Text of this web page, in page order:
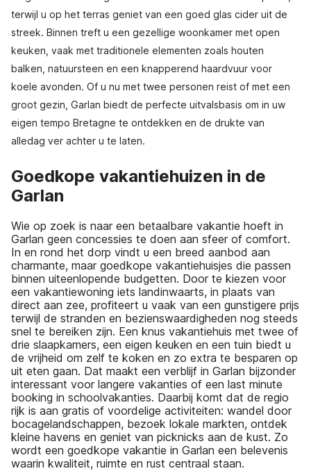
terwijl u op het terras geniet van een goed glas cider uit de
streek. Binnen treft u een gezellige woonkamer met open
keuken, vaak met traditionele elementen zoals houten
balken, natuursteen en een knapperend haardvuur voor
koele avonden. Of u nu met twee personen reist of met een
groot gezin, Garlan biedt de perfecte uitvalsbasis om in uw
eigen tempo Bretagne te ontdekken en de drukte van
alledag ver achter u te laten.
Goedkope vakantiehuizen in de
Garlan
Wie op zoek is naar een betaalbare vakantie hoeft in
Garlan geen concessies te doen aan sfeer of comfort.
In en rond het dorp vindt u een breed aanbod aan
charmante, maar goedkope vakantiehuisjes die passen
binnen uiteenlopende budgetten. Door te kiezen voor
een vakantiewoning iets landinwaarts, in plaats van
direct aan zee, profiteert u vaak van een gunstigere prijs
terwijl de stranden en bezienswaardigheden nog steeds
snel te bereiken zijn. Een knus vakantiehuis met twee of
drie slaapkamers, een eigen keuken en een tuin biedt u
de vrijheid om zelf te koken en zo extra te besparen op
uit eten gaan. Dat maakt een verblijf in Garlan bijzonder
interessant voor langere vakanties of een last minute
booking in schoolvakanties. Daarbij komt dat de regio
rijk is aan gratis of voordelige activiteiten: wandel door
bocagelandschappen, bezoek lokale markten, ontdek
kleine havens en geniet van picknicks aan de kust. Zo
wordt een goedkope vakantie in Garlan een belevenis
waarin kwaliteit, ruimte en rust centraal staan.